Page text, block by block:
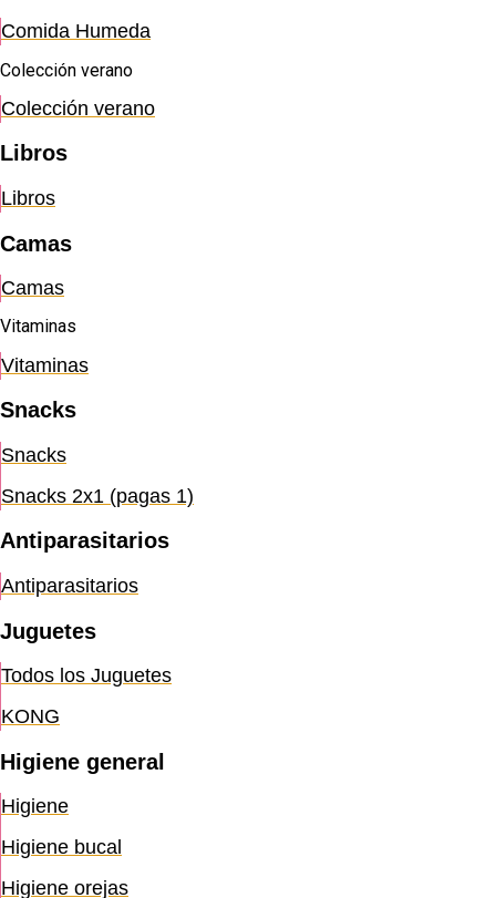
Comida Humeda
Colección verano
Colección verano
Libros
Libros
Camas
Camas
Vitaminas
Vitaminas
Snacks
Snacks
Snacks 2x1 (pagas 1)
Antiparasitarios
Antiparasitarios
Juguetes
Todos los Juguetes
KONG
Higiene general
Higiene
Higiene bucal
Higiene orejas